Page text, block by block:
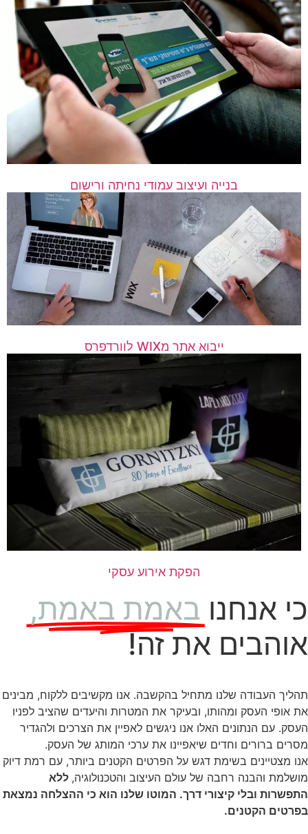
בנייה ועיצוב עמודי נחיתה ורישום
ייבוא אתר מWIX לוורדפרס
הפקת אירוע עסקי
כי אנחנו באמת באמת,
אוהבים את זה!
תהליך העבודה שלנו מתחיל בהקשבה. אנו מקשיבים ללקוח, מבינים
את אופי העסק ומהותו, ובעיקר את המטרות והיעדים שהציב לפניו
העסק. עם הנתונים האלו אנו ניגשים לאפיין את הצרכים ולהגדיר
מסרים ברורים וחדים שיאפיינו את ערכי המותג של העסק.
אנו מצטיינים בשימת דגש על הפרטים הקטנים ביותר, עם רמת דיוק
מושלמת והבנה רחבה של עולם העיצוב והטכנולוגיה, ללא
התפשרות ובלי קיצורי דרך. המוטו שלנו הוא כי ההצלחה נמצאת
בפרטים הקטנים.